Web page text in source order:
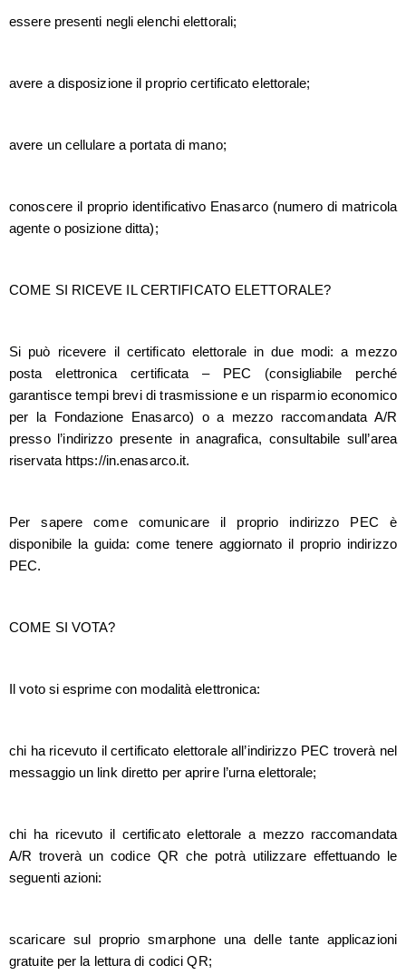
essere presenti negli elenchi elettorali;
avere a disposizione il proprio certificato elettorale;
avere un cellulare a portata di mano;
conoscere il proprio identificativo Enasarco (numero di matricola
agente o posizione ditta);
COME SI RICEVE IL CERTIFICATO ELETTORALE?
Si può ricevere il certificato elettorale in due modi: a mezzo
posta elettronica certificata – PEC (consigliabile perché
garantisce tempi brevi di trasmissione e un risparmio economico
per la Fondazione Enasarco) o a mezzo raccomandata A/R
presso l’indirizzo presente in anagrafica, consultabile sull’area
riservata https://in.enasarco.it.
Per sapere come comunicare il proprio indirizzo PEC è
disponibile la guida: come tenere aggiornato il proprio indirizzo
PEC.
COME SI VOTA?
Il voto si esprime con modalità elettronica:
chi ha ricevuto il certificato elettorale all’indirizzo PEC troverà nel
messaggio un link diretto per aprire l’urna elettorale;
chi ha ricevuto il certificato elettorale a mezzo raccomandata
A/R troverà un codice QR che potrà utilizzare effettuando le
seguenti azioni:
scaricare sul proprio smarphone una delle tante applicazioni
gratuite per la lettura di codici QR;